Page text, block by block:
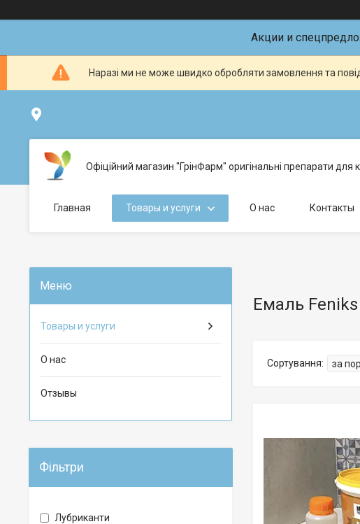
Акции и
Наразі ми не може швидко обробляти замовлення та
Офіційний магазин "ГрінФарм" оригінальні препарати для
Главная Товары и услуги О нас Контакты
Емаль Fеniks
Товары и услуги
О нас
Отзывы
Фільтри
Лубриканти